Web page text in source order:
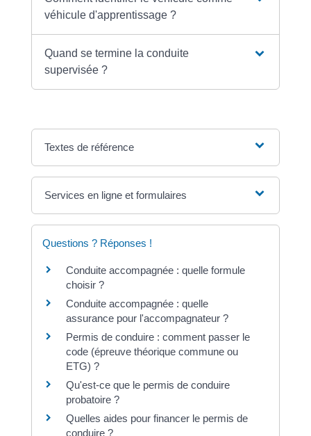
véhicule d'apprentissage ?
Quand se termine la conduite
supervisée ?
Textes de référence
Services en ligne et formulaires
Questions ? Réponses !
Conduite accompagnée : quelle formule
choisir ?
Conduite accompagnée : quelle
assurance pour l'accompagnateur ?
Permis de conduire : comment passer le
code (épreuve théorique commune ou
ETG) ?
Qu'est-ce que le permis de conduire
probatoire ?
Quelles aides pour financer le permis de
conduire ?